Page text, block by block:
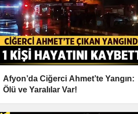
Afyon’da Ciğerci Ahmet’te Yangın:
Ölü ve Yaralılar Var!